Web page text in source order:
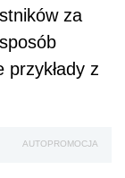
za
z
AUTOPROMOCJA